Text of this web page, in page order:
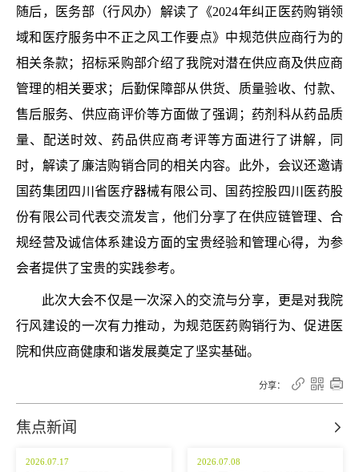
随后，医务部（行风办）解读了《2024年纠正医药购销领
域和医疗服务中不正之风工作要点》中规范供应商行为的
相关条款；招标采购部介绍了我院对潜在供应商及供应商
管理的相关要求；后勤保障部从供货、质量验收、付款、
售后服务、供应商评价等方面做了强调；药剂科从药品质
量、配送时效、药品供应商考评等方面进行了讲解，同
时，解读了廉洁购销合同的相关内容。此外，会议还邀请
国药集团四川省医疗器械有限公司、国药控股四川医药股
份有限公司代表交流发言，他们分享了在供应链管理、合
规经营及诚信体系建设方面的宝贵经验和管理心得，为参
会者提供了宝贵的实践参考。
此次大会不仅是一次深入的交流与分享，更是对我院
行风建设的一次有力推动，为规范医药购销行为、促进医
院和供应商健康和谐发展奠定了坚实基础。
分享：   
焦点新闻 
2026.07.17 2026.07.08